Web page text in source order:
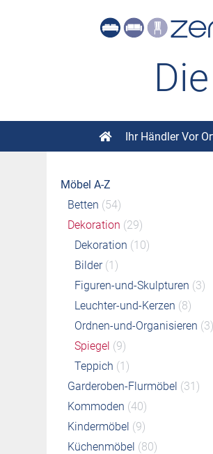
Ihr Händler Vor
Möbel A-Z
Betten (54)
Dekoration (29)
Dekoration (10)
Bilder (1)
Figuren-und-Skulpturen (3)
Leuchter-und-Kerzen (8)
Ordnen-und-Organisieren (3)
Spiegel (9)
Teppich (1)
Garderoben-Flurmöbel (31)
Kommoden (40)
Kindermöbel (9)
Küchenmöbel (80)